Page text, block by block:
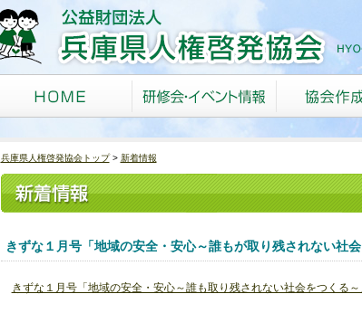
兵庫県人権啓発協会トップ 新着情報
きずな１月号「地域の安全・安心～誰もが取り残されない社
きずな１月号「地域の安全・安心～誰も取り残されない社会をつくる～